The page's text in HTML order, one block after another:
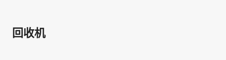
回收机